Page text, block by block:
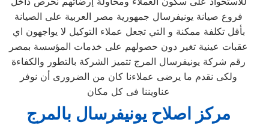
فروع صيانة يونيفرسال جمهورية مصر العربية على الصيانة
بأقل تكلفة ممكنة و التي تجعل عملاء التوكيل لا يواجهون اي
عقبات عينية تغير دون حصولهم على خدمات المؤسسة بمصر
رقم شركة يونيفرسال المرج تتميز الشركة بالتطور والكفاءة
ولكى نقدم ما يرضى عملاءنا كان من الضرورى أن نوفر
عناويننا فى كل مكان
مركز اصلاح يونيفرسال بالمرج